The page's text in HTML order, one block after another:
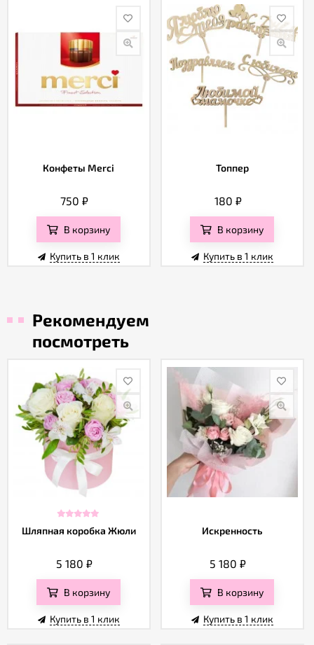
Конфеты Merci
750₽
В корзину
Купить в 1 клик
Топпер
180 ₽
В корзину
Купить в 1 клик
Рекомендуем
посмотреть
Шляпная коробка Жюли
5 180₽
В корзину
Купить в 1 клик
Искренность
5 180₽
В корзину
Купить в 1 клик